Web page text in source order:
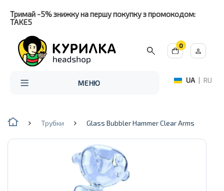
Тримай -5% знижку на першу покупку з промокодом:
TAKE5
0
МЕНЮ UA | RU
Трубки Glass Bubbler Hammer Clear Arms